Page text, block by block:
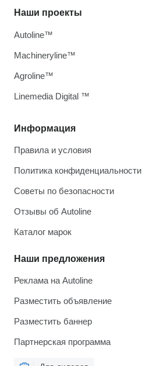
Информация
Правила и условия
Политика конфиденциальности
Советы по безопасности
Отзывы об Autoline
Каталог марок
Наши предложения
Реклама на Autoline
Разместить объявление
Разместить баннер
Партнерская программа
Наши проекты
Autoline™
Machineryline™
Agroline™
Linemedia Digital ™